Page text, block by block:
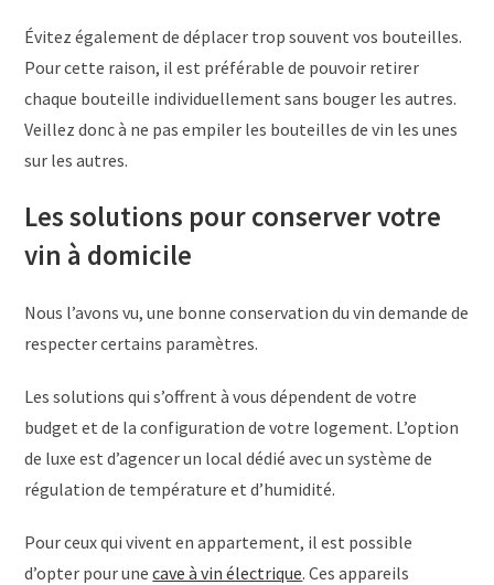
Évitez également de déplacer trop souvent vos bouteilles.
Pour cette raison, il est préférable de pouvoir retirer
chaque bouteille individuellement sans bouger les autres.
Veillez donc à ne pas empiler les bouteilles de vin les unes
sur les autres.
Les solutions pour conserver votre
vin à domicile
Nous l’avons vu, une bonne conservation du vin demande de
respecter certains paramètres.
Les solutions qui s’offrent à vous dépendent de votre
budget et de la configuration de votre logement. L’option
de luxe est d’agencer un local dédié avec un système de
régulation de température et d’humidité.
Pour ceux qui vivent en appartement, il est possible
d’opter pour unecave à vin électrique. Ces appareils